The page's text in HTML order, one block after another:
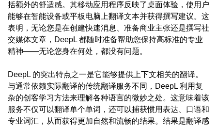
括额外的舒适感。其移动应用程序反映了桌面体验，使用户
能够在智能设备或平板电脑上翻译文本并获得撰写建议。这
表明，无论您是在创建快速消息、准备商业主张还是撰写社
交媒体文章，DeepL 都随时准备帮助您保持高标准的专业
精神——无论您身在何处，都没有问题。
DeepL 的突出特点之一是它能够提供上下文相关的翻译。
与通常依赖实际翻译的传统翻译服务不同，DeepL 利用复
杂的创客学习方法来理解各种语言的微妙之处。这意味着该
服务不仅可以翻译单个单词，还可以捕获惯用表达、口语和
专业词汇，从而获得更加自然和流畅的结果。结果是翻译感